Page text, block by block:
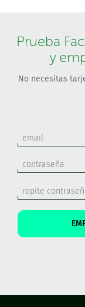
Prueba
y
No necesitas